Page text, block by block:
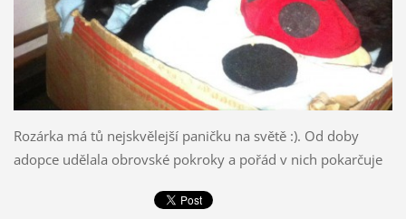
Rozárka má tů nejskvělejší paničku na světě :). Od doby
adopce udělala obrovské pokroky a pořád v nich pokarčuje